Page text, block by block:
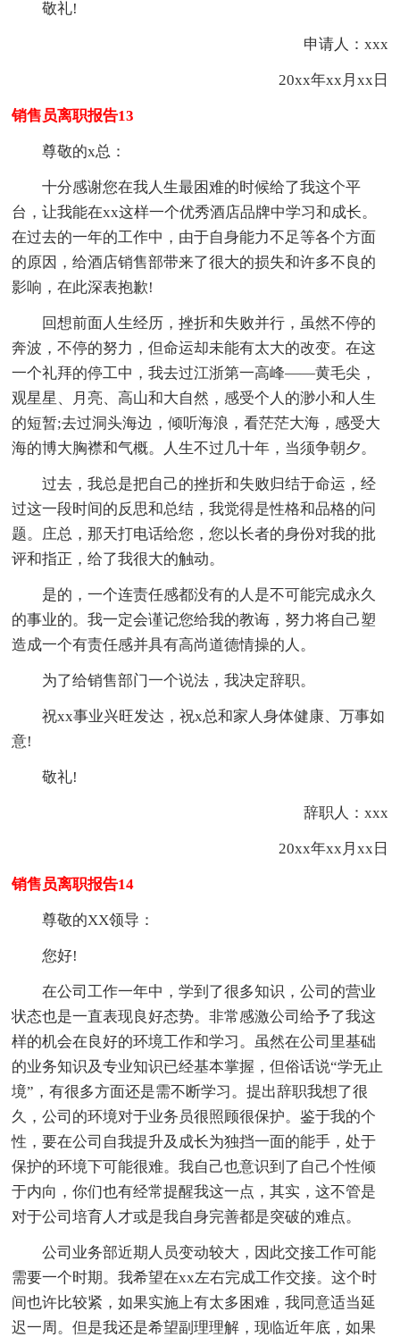
敬礼!
申请人：xxx
20xx年xx月xx日
销售员离职报告13
尊敬的x总：
十分感谢您在我人生最困难的时候给了我这个平
台，让我能在xx这样一个优秀酒店品牌中学习和成长。
在过去的一年的工作中，由于自身能力不足等各个方面
的原因，给酒店销售部带来了很大的损失和许多不良的
影响，在此深表抱歉!
回想前面人生经历，挫折和失败并行，虽然不停的
奔波，不停的努力，但命运却未能有太大的改变。在这
一个礼拜的停工中，我去过江浙第一高峰——黄毛尖，
观星星、月亮、高山和大自然，感受个人的渺小和人生
的短暂;去过洞头海边，倾听海浪，看茫茫大海，感受大
海的博大胸襟和气概。人生不过几十年，当须争朝夕。
过去，我总是把自己的挫折和失败归结于命运，经
过这一段时间的反思和总结，我觉得是性格和品格的问
题。庄总，那天打电话给您，您以长者的身份对我的批
评和指正，给了我很大的触动。
是的，一个连责任感都没有的人是不可能完成永久
的事业的。我一定会谨记您给我的教诲，努力将自己塑
造成一个有责任感并具有高尚道德情操的人。
为了给销售部门一个说法，我决定辞职。
祝xx事业兴旺发达，祝x总和家人身体健康、万事如
意!
敬礼!
辞职人：xxx
20xx年xx月xx日
销售员离职报告14
尊敬的XX领导：
您好!
在公司工作一年中，学到了很多知识，公司的营业
状态也是一直表现良好态势。非常感激公司给予了我这
样的机会在良好的环境工作和学习。虽然在公司里基础
的业务知识及专业知识已经基本掌握，但俗话说“学无止
境”，有很多方面还是需不断学习。提出辞职我想了很
久，公司的环境对于业务员很照顾很保护。鉴于我的个
性，要在公司自我提升及成长为独挡一面的能手，处于
保护的环境下可能很难。我自己也意识到了自己个性倾
于内向，你们也有经常提醒我这一点，其实，这不管是
对于公司培育人才或是我自身完善都是突破的难点。
公司业务部近期人员变动较大，因此交接工作可能
需要一个时期。我希望在xx左右完成工作交接。这个时
间也许比较紧，如果实施上有太多困难，我同意适当延
迟一周。但是我还是希望副理理解，现临近年底，如果